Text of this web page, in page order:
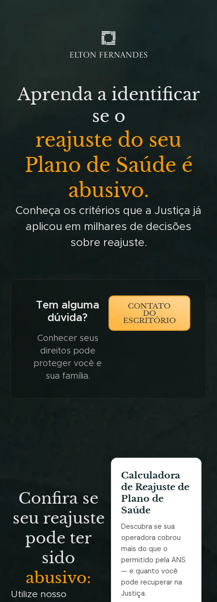
Aprenda a identificar
se o
reajuste do seu
Plano de Saúde é
abusivo.
Conheça os critérios que a Justiça já
aplicou em milhares de decisões
sobre reajuste.
Tem alguma
dúvida?
Conhecer seus
direitos pode
proteger você e
sua família.
CONTATO
DO
ESCRITÓRIO
Confira se
seu reajuste
pode ter
sido
abusivo:
Utilize nosso
Calculadora
de Reajuste de
Plano de
Saúde
Descubra se sua
operadora cobrou
mais do que o
permitido pela ANS
— e quanto você
pode recuperar na
Justiça.